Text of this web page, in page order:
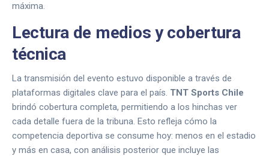
máxima.
Lectura de medios y cobertura
técnica
La transmisión del evento estuvo disponible a través de
plataformas digitales clave para el país. TNT Sports Chile
brindó cobertura completa, permitiendo a los hinchas ver
cada detalle fuera de la tribuna. Esto refleja cómo la
competencia deportiva se consume hoy: menos en el estadio
y más en casa, con análisis posterior que incluye las